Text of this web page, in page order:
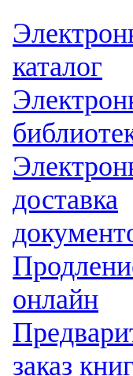
каталог
доставка
онлайн
заказ